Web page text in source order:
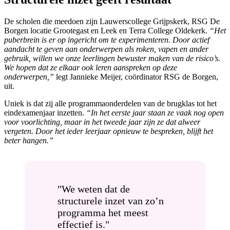
De scholen die meedoen zijn Lauwerscollege Grijpskerk, RSG De
Borgen locatie Grootegast en Leek en Terra College Oldekerk. “Het
puberbrein is er op ingericht om te experimenteren. Door actief
aandacht te geven aan onderwerpen als roken, vapen en ander
gebruik, willen we onze leerlingen bewuster maken van de risico’s.
We hopen dat ze elkaar ook leren aanspreken op deze
onderwerpen,” legt Jannieke Meijer, coördinator RSG de Borgen,
uit.
Uniek is dat zij alle programmaonderdelen van de brugklas tot het
eindexamenjaar inzetten. “In het eerste jaar staan ze vaak nog open
voor voorlichting, maar in het tweede jaar zijn ze dat alweer
vergeten. Door het ieder leerjaar opnieuw te bespreken, blijft het
beter hangen.”
"We weten dat de
structurele inzet van zo’n
programma het meest
effectief is."